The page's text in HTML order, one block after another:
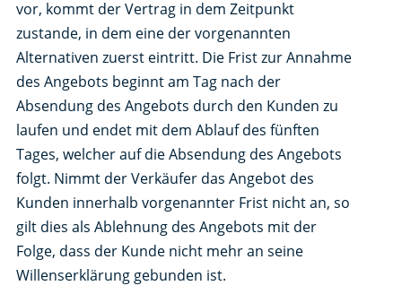
vor, kommt der Vertrag in dem Zeitpunkt
zustande, in dem eine der vorgenannten
Alternativen zuerst eintritt. Die Frist zur Annahme
des Angebots beginnt am Tag nach der
Absendung des Angebots durch den Kunden zu
laufen und endet mit dem Ablauf des fünften
Tages, welcher auf die Absendung des Angebots
folgt. Nimmt der Verkäufer das Angebot des
Kunden innerhalb vorgenannter Frist nicht an, so
gilt dies als Ablehnung des Angebots mit der
Folge, dass der Kunde nicht mehr an seine
Willenserklärung gebunden ist.